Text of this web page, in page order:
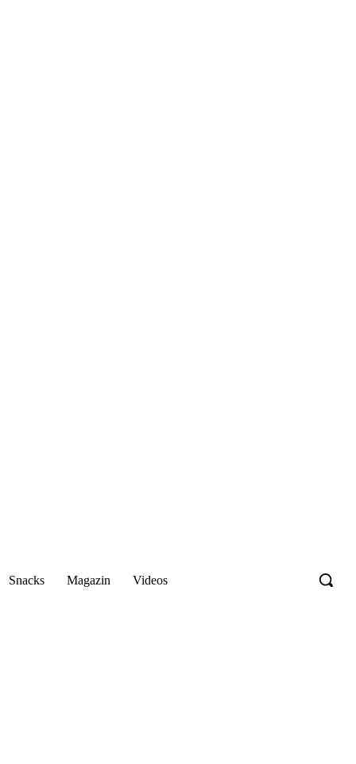
Snacks Magazin Videos